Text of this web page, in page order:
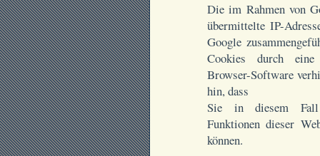
Die im Rahmen von
übermittelte IP-
Google
Cookies durch eine
Browser-Software
hin, dass
Sie in diesem Fall
Funktionen dieser
können.